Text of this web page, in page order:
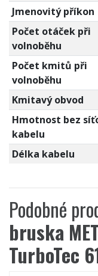
Jmenovitý příkon
Počet otáček při
volnoběhu
Počet kmitů při
volnoběhu
Kmitavý obvod
Hmotnost bez
kabelu
Délka kabelu
Podobné
bruska
TurboTec